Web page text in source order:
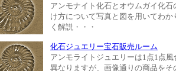
アンモナイト化石とオウムガイ化石
け方について写真と図を用いてわか
く解説・・・
化石ジュエリー宝石販売ルーム
アンモライトジュエリーは1点1点風
異なりますが、画像通りの商品をそ